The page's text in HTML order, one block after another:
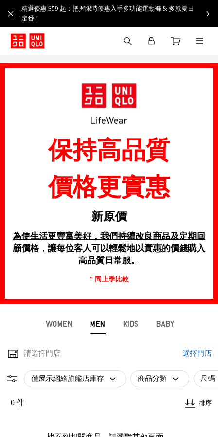
精選優惠 $59 起：把握限時優惠入手多功能運動褲 & 多款夏日
定番！​
保持高品質
價格更實惠
新原價
為使生活更豐富美好，我們持續改良商品及定期回
顧價格，讓每位客人可以輕鬆地以實惠的價錢購入
高品質日常服。
* 同上季比較
WOMEN MEN KIDS BABY
請選擇門店 選擇門店
僅展示網絡旗艦店庫存 商品分類 尺碼
0 件 排序